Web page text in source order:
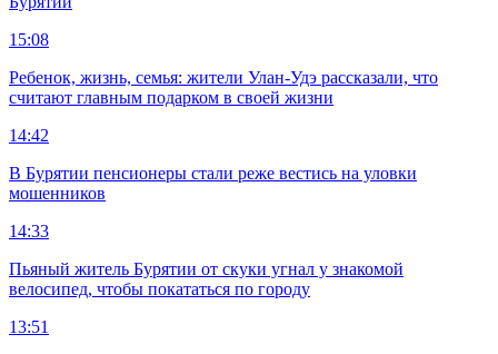
15:08
Ребенок, жизнь, семья: жители Улан-Удэ рассказали, что
считают главным подарком в своей жизни
14:42
В Бурятии пенсионеры стали реже вестись на уловки
мошенников
14:33
Пьяный житель Бурятии от скуки угнал у знакомой
велосипед, чтобы покататься по городу
13:51